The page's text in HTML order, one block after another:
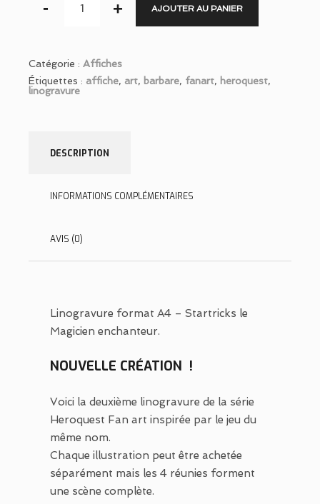
AJOUTER AU PANIER
Catégorie : Affiches
Étiquettes : affiche, art, barbare, fanart, heroquest,
linogravure
DESCRIPTION
INFORMATIONS COMPLÉMENTAIRES
AVIS (0)
Linogravure format A4 – Startricks le
Magicien enchanteur.
NOUVELLE CRÉATION !
Voici la deuxième linogravure de la série
Heroquest Fan art inspirée par le jeu du
même nom.
Chaque illustration peut être achetée
séparément mais les 4 réunies forment
une scène complète.